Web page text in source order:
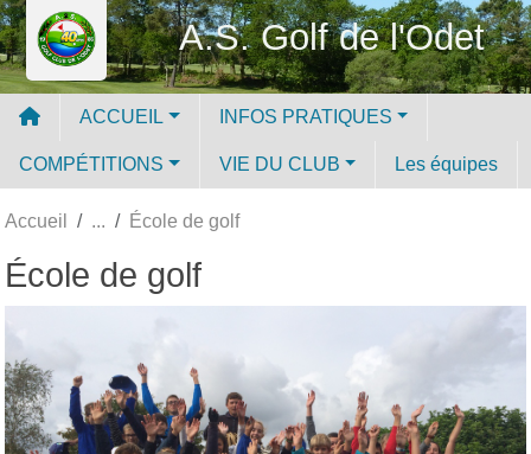
A.S. Golf de l'Odet
ACCUEIL INFOS PRATIQUES
COMPÉTITIONS VIE DU CLUB Les équipes
Accueil École de golf
École de golf
Panneau de gestion des cookies